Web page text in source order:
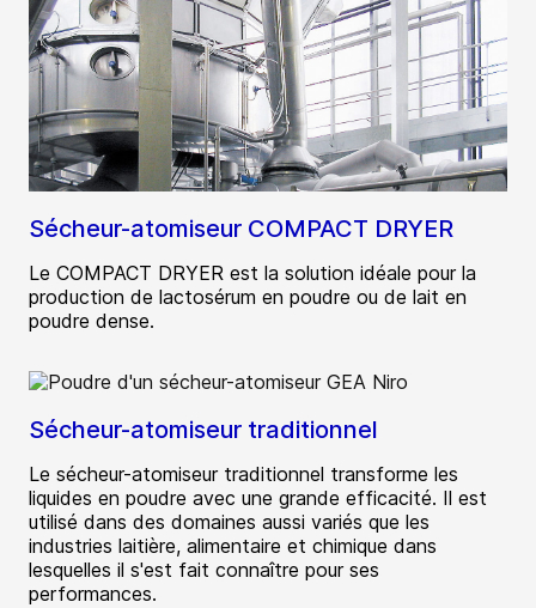
Sécheur-atomiseur COMPACT DRYER
Le COMPACT DRYER est la solution idéale pour la
production de lactosérum en poudre ou de lait en
poudre dense.
Sécheur-atomiseur traditionnel
Le sécheur-atomiseur traditionnel transforme les
liquides en poudre avec une grande efficacité. Il est
utilisé dans des domaines aussi variés que les
industries laitière, alimentaire et chimique dans
lesquelles il s'est fait connaître pour ses
performances.